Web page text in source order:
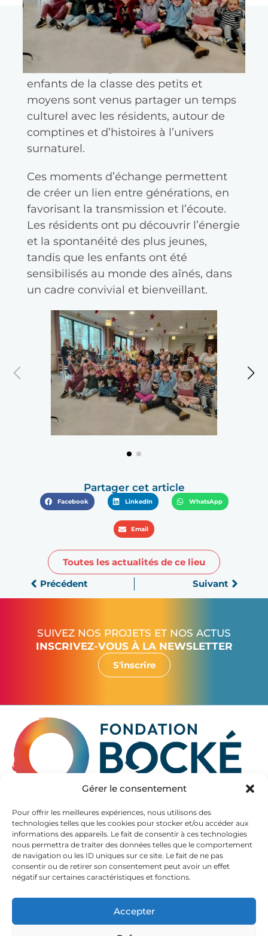
Gérer le consentement
Pour offrir les meilleures expériences, nous utilisons des
technologies telles que les cookies pour stocker et/ou accéder aux
informations des appareils. Le fait de consentir à ces technologies
nous permettra de traiter des données telles que le comportement
de navigation ou les ID uniques sur ce site. Le fait de ne pas
consentir ou de retirer son consentement peut avoir un effet
négatif sur certaines caractéristiques et fonctions.
Accepter
L’EHPAD Le Bois des Palombes à
Léognan a organisé, en partenariat
avec l’école maternelle Kergomard, un
enfants de la classe des petits et
moyens sont venus partager un temps
culturel avec les résidents, autour de
comptines et d’histoires à l’univers
surnaturel.
Ces moments d’échange permettent
de créer un lien entre générations, en
favorisant la transmission et l’écoute.
Les résidents ont pu découvrir l’énergie
et la spontanéité des plus jeunes,
tandis que les enfants ont été
sensibilisés au monde des aînés, dans
un cadre convivial et bienveillant.
Partager cet article
Facebook LinkedIn WhatsApp
Email
Toutes les actualités de ce lieu
Précédent
Suivant
SUIVEZ NOS PROJETS ET NOS ACTUS
INSCRIVEZ-VOUS À LA NEWSLETTER
S'inscrire
La Fondation Bocké accompagne les seniors à partir de
60 ans, en Gironde et en Pyrénées Atlantiques.
Elle propose des hébergements de qualité dans ses
EHPAD, autrefois appelés maison de retraite.
La diversité de son offre permet d’accueillir aussi les
personnes souffrant de la maladie d’Alzheimer et de